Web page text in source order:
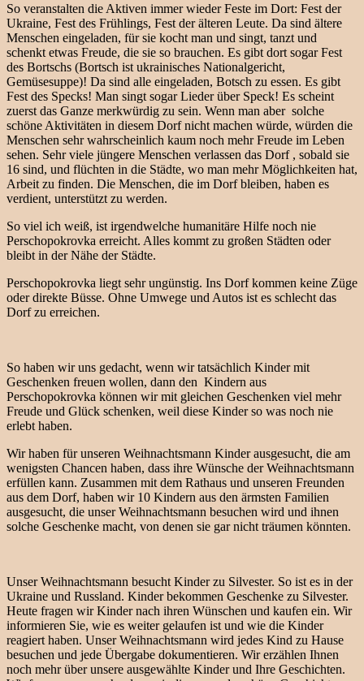
So veranstalten die Aktiven immer wieder Feste im Dort: Fest der
Ukraine, Fest des Frühlings, Fest der älteren Leute. Da sind ältere
Menschen eingeladen, für sie kocht man und singt, tanzt und
schenkt etwas Freude, die sie so brauchen. Es gibt dort sogar Fest
des Bortschs (Bortsch ist ukrainisches Nationalgericht,
Gemüsesuppe)! Da sind alle eingeladen, Botsch zu essen. Es gibt
Fest des Specks! Man singt sogar Lieder über Speck! Es scheint
zuerst das Ganze merkwürdig zu sein. Wenn man aber solche
schöne Aktivitäten in diesem Dorf nicht machen würde, würden die
Menschen sehr wahrscheinlich kaum noch mehr Freude im Leben
sehen. Sehr viele jüngere Menschen verlassen das Dorf , sobald sie
16 sind, und flüchten in die Städte, wo man mehr Möglichkeiten hat,
Arbeit zu finden. Die Menschen, die im Dorf bleiben, haben es
verdient, unterstützt zu werden.
So viel ich weiß, ist irgendwelche humanitäre Hilfe noch nie
Perschopokrovka erreicht. Alles kommt zu großen Städten oder
bleibt in der Nähe der Städte.
Perschopokrovka liegt sehr ungünstig. Ins Dorf kommen keine Züge
oder direkte Büsse. Ohne Umwege und Autos ist es schlecht das
Dorf zu erreichen.
So haben wir uns gedacht, wenn wir tatsächlich Kinder mit
Geschenken freuen wollen, dann den Kindern aus
Perschopokrovka können wir mit gleichen Geschenken viel mehr
Freude und Glück schenken, weil diese Kinder so was noch nie
erlebt haben.
Wir haben für unseren Weihnachtsmann Kinder ausgesucht, die am
wenigsten Chancen haben, dass ihre Wünsche der Weihnachtsmann
erfüllen kann. Zusammen mit dem Rathaus und unseren Freunden
aus dem Dorf, haben wir 10 Kindern aus den ärmsten Familien
ausgesucht, die unser Weihnachtsmann besuchen wird und ihnen
solche Geschenke macht, von denen sie gar nicht träumen könnten.
Unser Weihnachtsmann besucht Kinder zu Silvester. So ist es in der
Ukraine und Russland. Kinder bekommen Geschenke zu Silvester.
Heute fragen wir Kinder nach ihren Wünschen und kaufen ein. Wir
informieren Sie, wie es weiter gelaufen ist und wie die Kinder
reagiert haben. Unser Weihnachtsmann wird jedes Kind zu Hause
besuchen und jede Übergabe dokumentieren. Wir erzählen Ihnen
noch mehr über unsere ausgewählte Kinder und Ihre Geschichten.